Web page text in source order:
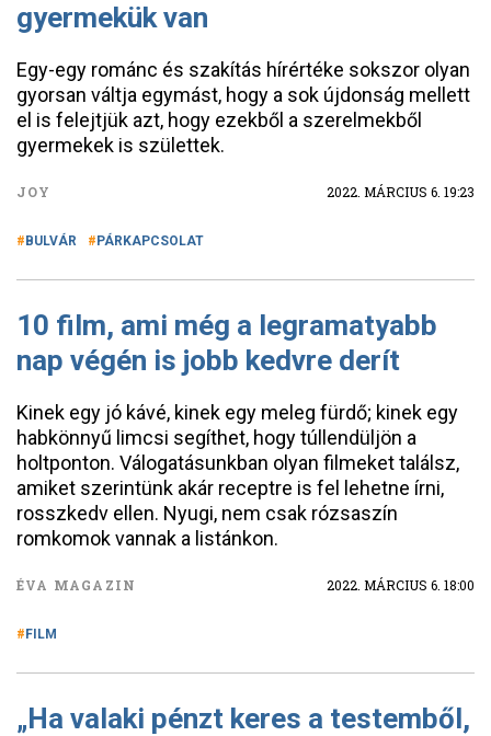
gyermekük van
Egy-egy románc és szakítás hírértéke sokszor olyan
gyorsan váltja egymást, hogy a sok újdonság mellett
el is felejtjük azt, hogy ezekből a szerelmekből
gyermekek is születtek.
JOY 2022. MÁRCIUS 6. 19:23
BULVÁR PÁRKAPCSOLAT
10 film, ami még a legramatyabb
nap végén is jobb kedvre derít
Kinek egy jó kávé, kinek egy meleg fürdő; kinek egy
habkönnyű limcsi segíthet, hogy túllendüljön a
holtponton. Válogatásunkban olyan filmeket találsz,
amiket szerintünk akár receptre is fel lehetne írni,
rosszkedv ellen. Nyugi, nem csak rózsaszín
romkomok vannak a listánkon.
ÉVA MAGAZIN 2022. MÁRCIUS 6. 18:00
FILM
„Ha valaki pénzt keres a testemből,